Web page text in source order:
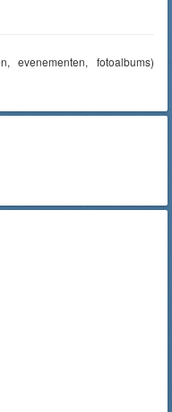
evenementen, fotoalbums)